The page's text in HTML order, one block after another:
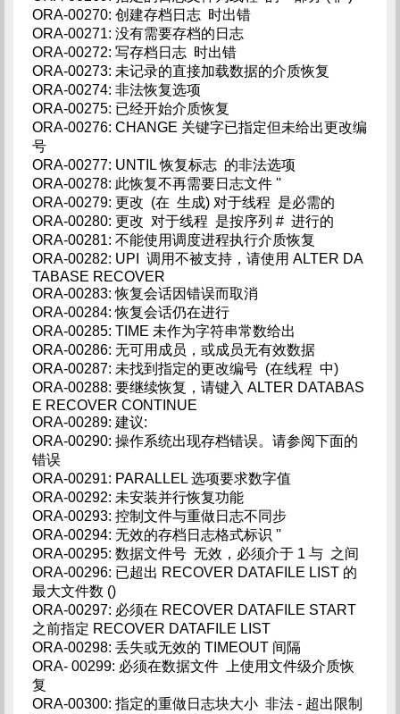
ORA-00270: 创建存档日志 时出错
ORA-00271: 没有需要存档的日志
ORA-00272: 写存档日志 时出错
ORA-00273: 未记录的直接加载数据的介质恢复
ORA-00274: 非法恢复选项
ORA-00275: 已经开始介质恢复
ORA-00276: CHANGE 关键字已指定但未给出更改编
号
ORA-00277: UNTIL 恢复标志 的非法选项
ORA-00278: 此恢复不再需要日志文件 ''
ORA-00279: 更改 (在 生成) 对于线程 是必需的
ORA-00280: 更改 对于线程 是按序列 # 进行的
ORA-00281: 不能使用调度进程执行介质恢复
ORA-00282: UPI 调用不被支持，请使用 ALTER DA
TABASE RECOVER
ORA-00283: 恢复会话因错误而取消
ORA-00284: 恢复会话仍在进行
ORA-00285: TIME 未作为字符串常数给出
ORA-00286: 无可用成员，或成员无有效数据
ORA-00287: 未找到指定的更改编号 (在线程 中)
ORA-00288: 要继续恢复，请键入 ALTER DATABAS
E RECOVER CONTINUE
ORA-00289: 建议:
ORA-00290: 操作系统出现存档错误。请参阅下面的
错误
ORA-00291: PARALLEL 选项要求数字值
ORA-00292: 未安装并行恢复功能
ORA-00293: 控制文件与重做日志不同步
ORA-00294: 无效的存档日志格式标识 ''
ORA-00295: 数据文件号 无效，必须介于 1 与 之间
ORA-00296: 已超出 RECOVER DATAFILE LIST 的
最大文件数 ()
ORA-00297: 必须在 RECOVER DATAFILE START
之前指定 RECOVER DATAFILE LIST
ORA-00298: 丢失或无效的 TIMEOUT 间隔
ORA- 00299: 必须在数据文件 上使用文件级介质恢
复
ORA-00300: 指定的重做日志块大小 非法 - 超出限制